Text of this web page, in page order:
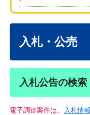
入札・公売
入札公告の検索
電子調達案件は、 入札情